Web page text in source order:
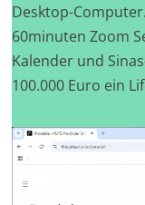
Desktop-
60minuten Zoom
Kalender und
100.000 Euro ein